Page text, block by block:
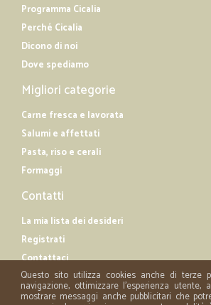
Programma Cicalia
Perché Cicalia
Dicono di noi
Dove spediamo
Migliori categorie
Carne fresca e lavorata
Salumi e affettati
Pasta, riso e cerali
Formaggi
Contatti
La mia lista dei desideri
Registrati
Contattaci
Questo sito utilizza cookies anche di terze
navigazione, ottimizzare l'esperienza
mostrare messaggi anche pubblicitari che